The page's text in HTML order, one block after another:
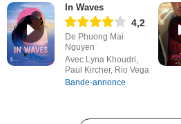
In Waves
4,2
De Phuong Mai
Nguyen
Avec Lyna Khoudri,
Paul Kircher, Rio Vega
Bande-annonce